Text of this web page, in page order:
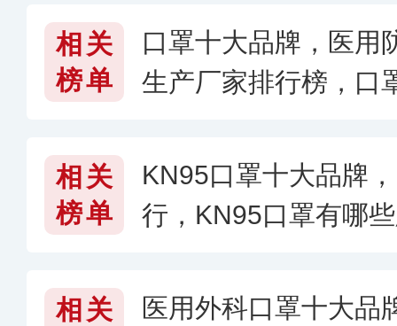
相关
榜单
口罩十大品牌，医用
生产厂家排行榜，口
相关
榜单
KN95口罩十大品牌
行，KN95口罩有哪
相关
医用外科口罩十大品